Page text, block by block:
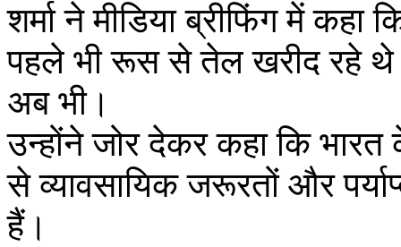
शर्मा ने मीडिया ब्रीफिंग में कहा
पहले भी रूस से तेल खरीद रहे
अब भी।
उन्होंने जोर देकर कहा कि
से व्यावसायिक जरूरतों और
हैं।